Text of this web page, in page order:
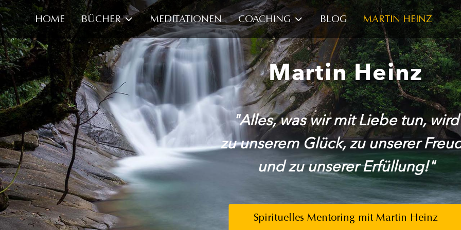
HOME BÜCHER MEDITATIONEN COACHING BLOG MARTIN HEINZ
Martin Heinz
"Alles, was wir mit Liebe tun, wird
zu unserem Glück,zu unserer
und zu unserer Erfüllung!"
Spirituelles Mentoring mit Martin Heinz